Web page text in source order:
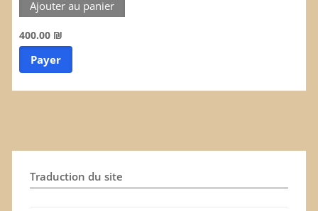
400.00 ₪
Payer
Traduction du site